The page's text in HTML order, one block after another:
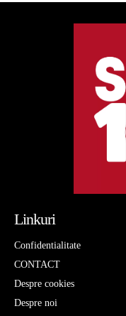
Linkuri
Confidentialitate
CONTACT
Despre cookies
Despre noi